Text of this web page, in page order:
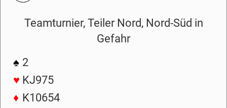
Teamturnier, Teiler Nord, Nord-Süd in
Gefahr
♠ 2
♥ KJ975
♦ K10654